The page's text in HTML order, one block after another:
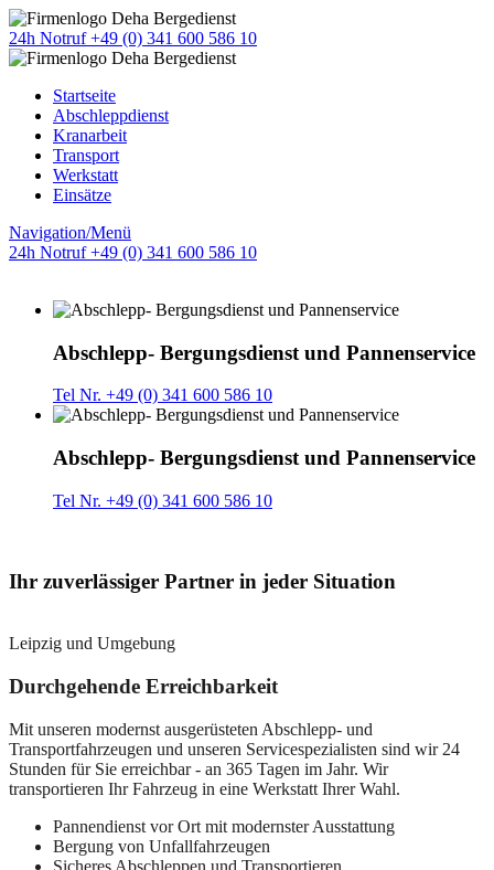
24h Notruf +49 (0) 341 600 586 10
Startseite
Abschleppdienst
Kranarbeit
Transport
Werkstatt
Einsätze
Navigation/Menü
24h Notruf +49 (0) 341 600 586 10
Abschlepp- Bergungsdienst und Pannenservice
Tel Nr. +49 (0) 341 600 586 10
Abschlepp- Bergungsdienst und Pannenservice
Tel Nr. +49 (0) 341 600 586 10
Ihr zuverlässiger Partner in jeder Situation
Leipzig und Umgebung
Durchgehende Erreichbarkeit
Mit unseren modernst ausgerüsteten Abschlepp- und
Transportfahrzeugen und unseren Servicespezialisten sind wir 24
Stunden für Sie erreichbar - an 365 Tagen im Jahr. Wir
transportieren Ihr Fahrzeug in eine Werkstatt Ihrer Wahl.
Pannendienst vor Ort mit modernster Ausstattung
Bergung von Unfallfahrzeugen
Sicheres Abschleppen und Transportieren